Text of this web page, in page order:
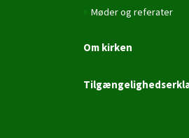
Møder og referater
Om kirken